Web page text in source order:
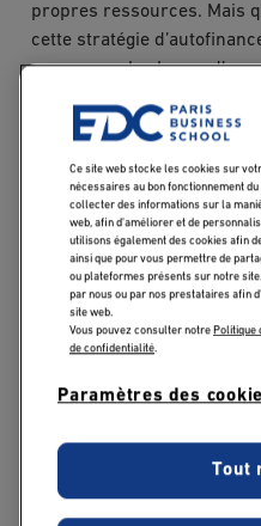
propres ressources. Mais
cette stratégie
pour poser les bases d’un
Financer son entreprise «
signifie mobiliser ses
épargne, indemnités de
familial ou encore vente
capital. Ce choix présente
d’éviter l’endettement, de
son activité et d’avancer
étapes de la création. Il
partenaires, qui y voient
la part du porteur de projet.
Mais l’autofinancement a
disponible est souvent
Ce site web stocke les cookies sur
nécessaires au bon fonctionnement
collecter des informations sur la
web, afin d’améliorer et de
utilisons également des cookies afin
ainsi que pour vous permettre de
ou plateformes présents sur notre
par nous ou par nos prestataires afin
site web.
Vous pouvez consulter notre Politique
de confidentialité.
Paramètres des
Tout